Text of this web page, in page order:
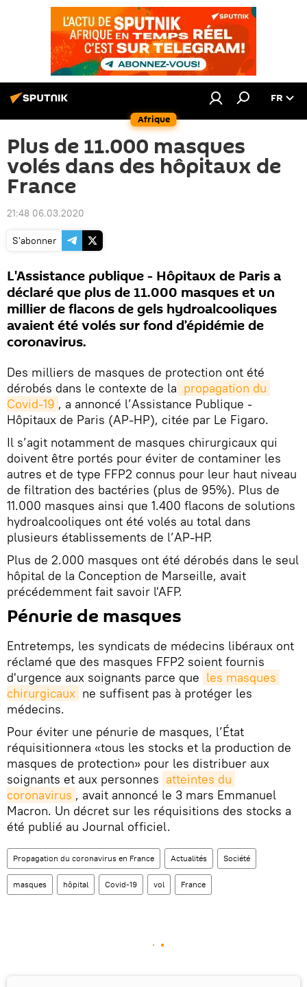
Afrique
FR
Plus de 11.000 masques
volés dans des hôpitaux de
France
21:48 06.03.2020
S'abonner
L'Assistance publique - Hôpitaux de Paris a
déclaré que plus de 11.000 masques et un
millier de flacons de gels hydroalcooliques
avaient été volés sur fond d’épidémie de
coronavirus.
Des milliers de masques de protection ont été
dérobés dans le contexte de la propagation du
Covid-19 , a annoncé l’Assistance Publique -
Hôpitaux de Paris (AP-HP), citée par Le Figaro.
Il s’agit notamment de masques chirurgicaux qui
doivent être portés pour éviter de contaminer les
autres et de type FFP2 connus pour leur haut niveau
de filtration des bactéries (plus de 95%). Plus de
11.000 masques ainsi que 1.400 flacons de solutions
hydroalcooliques ont été volés au total dans
plusieurs établissements de l’AP-HP.
Plus de 2.000 masques ont été dérobés dans le seul
hôpital de la Conception de Marseille, avait
précédemment fait savoir l'AFP.
Pénurie de masques
Entretemps, les syndicats de médecins libéraux ont
réclamé que des masques FFP2 soient fournis
d'urgence aux soignants parce que les masques
chirurgicaux ne suffisent pas à protéger les
médecins.
Pour éviter une pénurie de masques, l’État
réquisitionnera «tous les stocks et la production de
masques de protection» pour les distribuer aux
soignants et aux personnes atteintes du
coronavirus , avait annoncé le 3 mars Emmanuel
Macron. Un décret sur les réquisitions des stocks a
été publié au Journal officiel.
Propagation du coronavirus en France Actualités Société
masques hôpital Covid-19 vol France